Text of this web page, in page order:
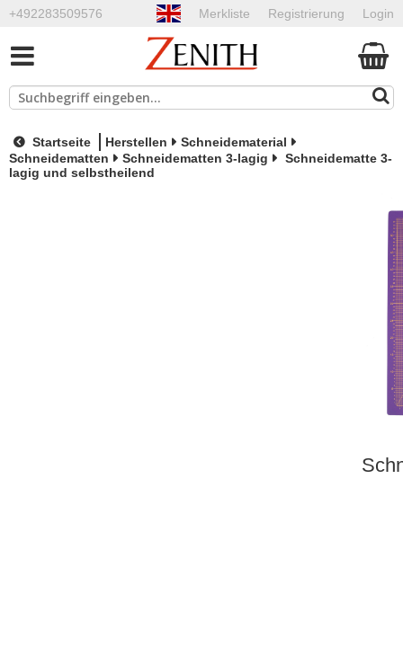
+492283509576 Login
Registrierung
Merkliste
Startseite Herstellen
Schneidematerial
Schneidematten
Schneidematten 3-lagig
Schneidematte 3-
lagig und selbstheilend